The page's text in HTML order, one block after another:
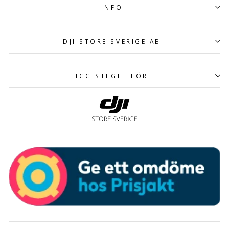
INFO
DJI STORE SVERIGE AB
LIGG STEGET FÖRE